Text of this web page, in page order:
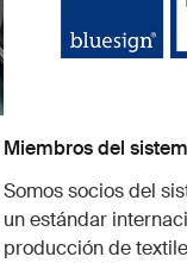
Miembros del
Somos socios del
un estándar
producción de